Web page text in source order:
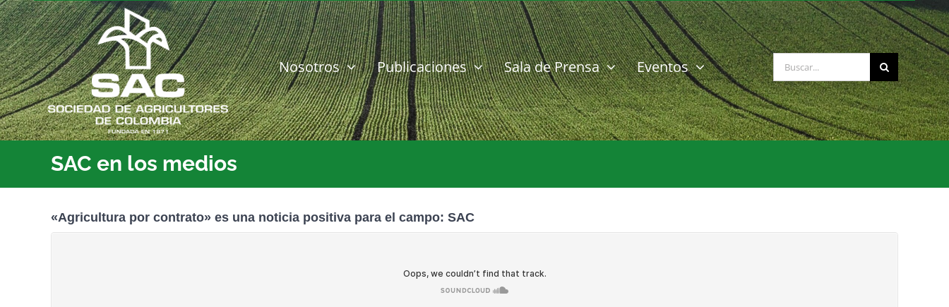
Saltar
al
contenido
Nosotros Publicaciones Sala de Prensa Eventos Buscar:
SAC en los medios
«Agricultura por contrato» es una noticia positiva para el campo: SAC